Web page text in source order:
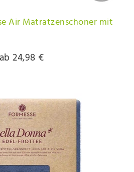
Air Matratzenschoner mit
ab 24,98 €